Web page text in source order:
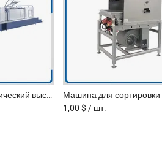
Полностью автоматический высокоскоростной и высокоплатформенный термofilm ламиниратор для производства больших листов
1,00 $ / шт.